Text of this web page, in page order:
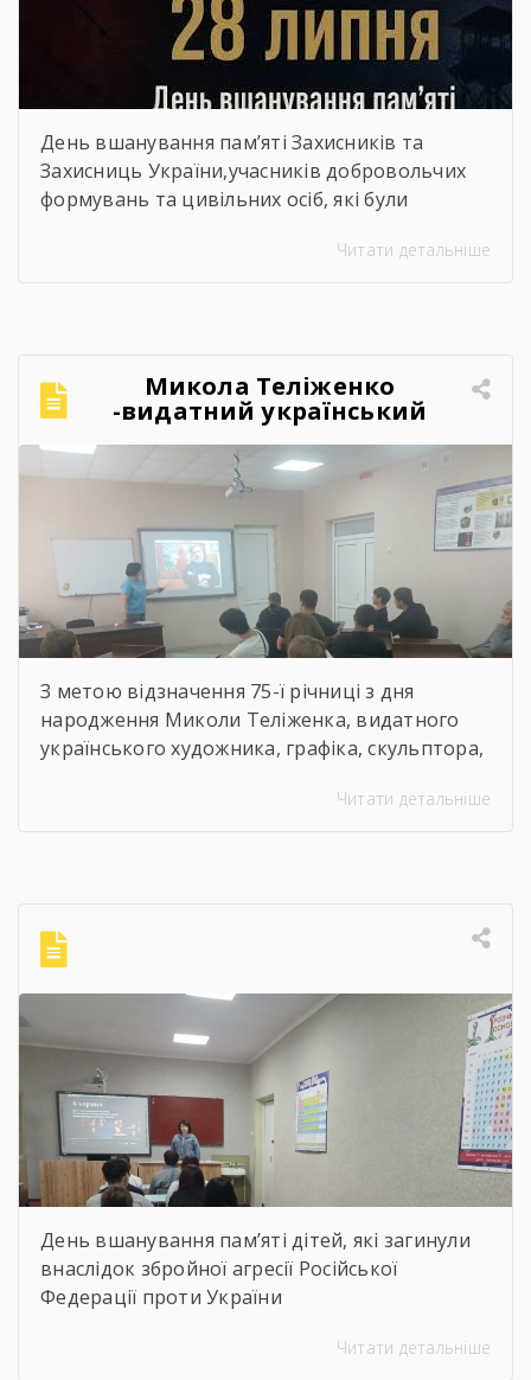
День вшанування пам’яті Захисників та
Захисниць України,учасників добровольчих
формувань та цивільних осіб, які були
Читати детальніше
Микола Теліженко
-видатний український
художник, графік,
скульптор, майстер
декоративно-ужиткового
мистецтва
З метою відзначення 75-ї річниці з дня
народження Миколи Теліженка, видатного
українського художника, графіка, скульптора,
мистецтва, члена Національної спілки
години, під час яких студенти здійснили
віртуальну подорож до музею митця, де
кожен зміг побачити неймовірну
філігранність витинанок, графіки […]
Читати детальніше
День вшанування пам’яті дітей, які загинули
внаслідок збройної агресії Російської
Федерації проти України
Читати детальніше